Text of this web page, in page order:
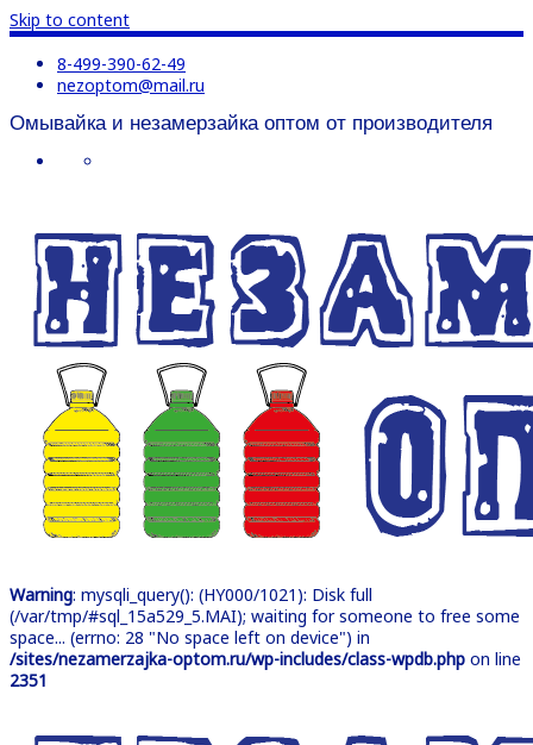
Skip to content
8-499-390-62-49
nezoptom@mail.ru
Омывайка и незамерзайка оптом от производителя
Warning: mysqli_query(): (HY000/1021): Disk full
(/var/tmp/#sql_15a529_5.MAI); waiting for someone to free some
space... (errno: 28 "No space left on device") in
/sites/nezamerzajka-optom.ru/wp-includes/class-wpdb.php on line
2351